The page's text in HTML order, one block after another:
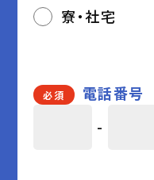
寮・社宅
必須
電話番号
-